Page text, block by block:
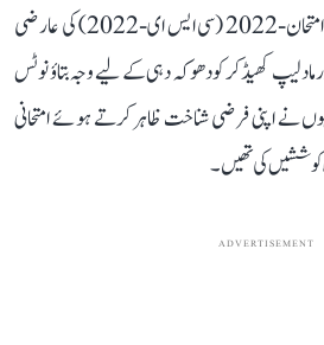
جولائی، 2024 کو سول سروس امتحان-2022 (سی ایس ای-2022) کی عارضی
دلیپ کھیڈکر کو دھوکہ دہی کے لیے وجہ بتاؤ نوٹس
نے اپنی فرضی شناخت ظاہر کرتے ہوئے امتحانی
کوششیں کی تھیں۔
ADVERTISEMENT